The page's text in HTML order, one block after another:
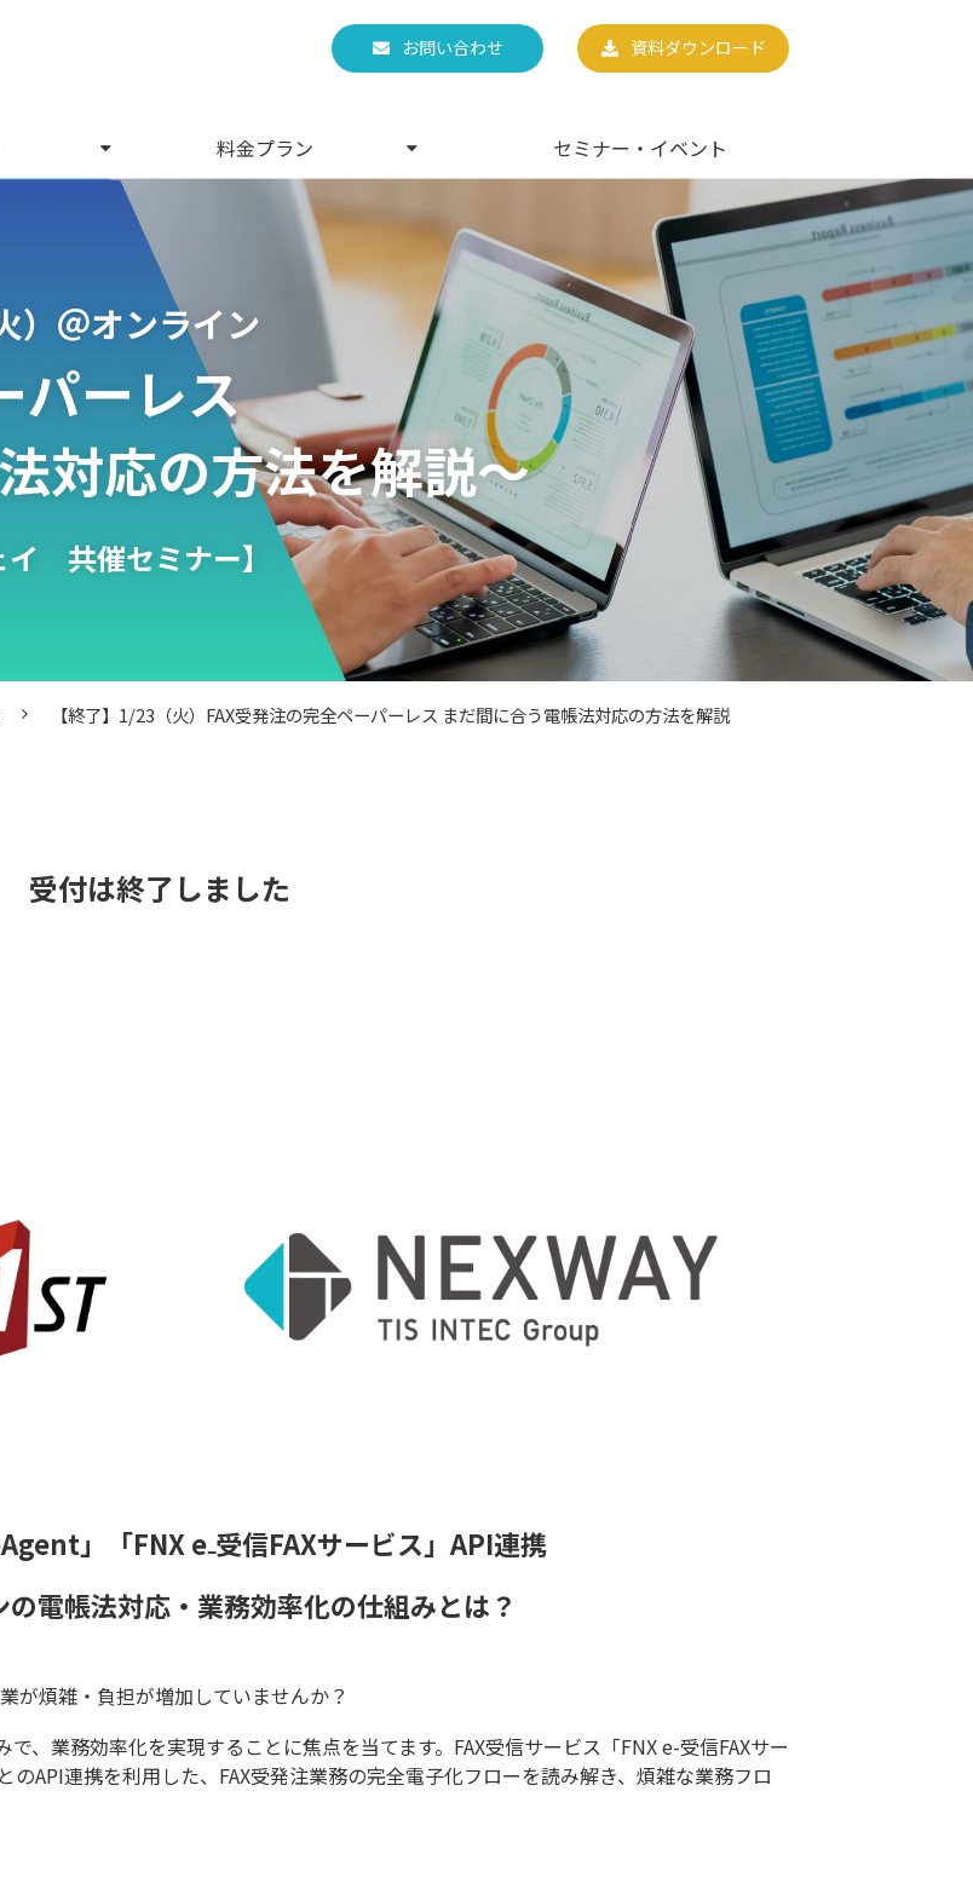
お問い合わせ 資料ダウンロード
料金プラン セミナー・イベント
）＠オンライン
パーレス
対応の方法を解説～
　共催セミナー】
【終了】1/23（火）FAX受発注の完全ペーパーレス まだ間に合う電帳法対応の方法を解説
受付は終了しました
」「FNX e₋受信FAXサービス」API連携
の電帳法対応・業務効率化の仕組みとは？
が煩雑・負担が増加していませんか？
、業務効率化を実現することに焦点を当てます。FAX受信サービス「FNX e-受信FAXサー
API連携を利用した、FAX受発注業務の完全電子化フローを読み解き、煩雑な業務フロ